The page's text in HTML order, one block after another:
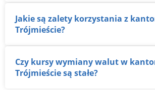
Jakie są zalety korzystania z kantorów w
Trójmieście?
Czy kursy wymiany walut w kantorach w
Trójmieście są stałe?